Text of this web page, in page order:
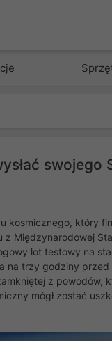
swojego
kosmicznego, który
Międzynarodowej
lot testowy na
na trzy godziny
z powodów,
mógł zostać